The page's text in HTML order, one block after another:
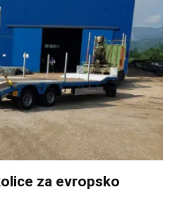
za evropsko